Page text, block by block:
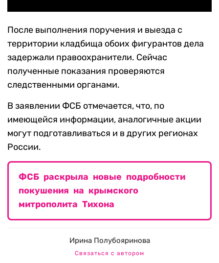
После выполнения поручения и выезда с
территории кладбища обоих фигурантов дела
задержали правоохранители. Сейчас
полученные показания проверяются
следственными органами.
В заявлении ФСБ отмечается, что, по
имеющейся информации, аналогичные акции
могут подготавливаться и в других регионах
России.
ФСБ раскрыла новые подробности
покушения на крымского
митрополита Тихона
Ирина Полубояринова
Связаться с автором